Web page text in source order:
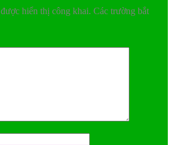
hiển thị công khai. Các trường bắt